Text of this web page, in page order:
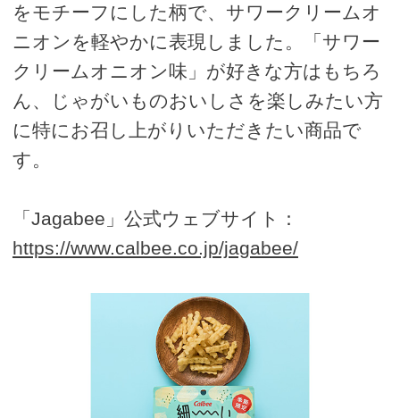
をモチーフにした柄で、サワークリームオ
ニオンを軽やかに表現しました。「サワー
クリームオニオン味」が好きな方はもちろ
ん、じゃがいものおいしさを楽しみたい方
に特にお召し上がりいただきたい商品で
す。
「Jagabee」公式ウェブサイト：
https://www.calbee.co.jp/jagabee/